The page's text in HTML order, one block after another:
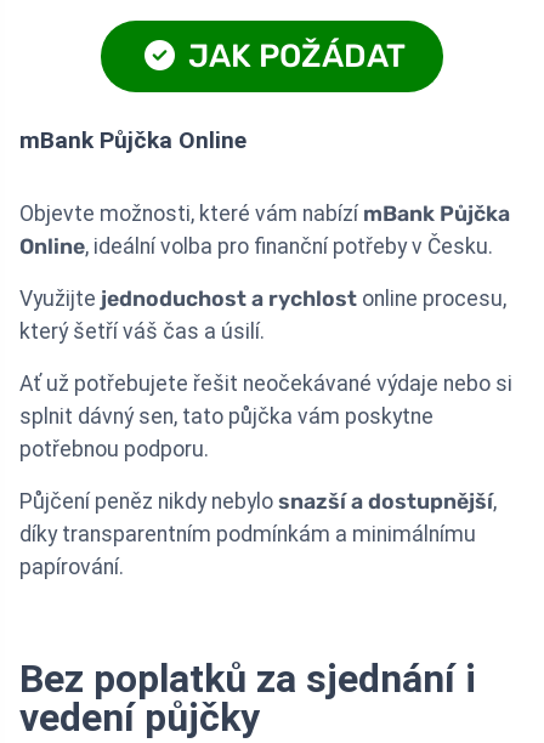
JAK POŽÁDAT
mBank Půjčka Online
Objevte možnosti, které vám nabízí mBank Půjčka
Online, ideální volba pro finanční potřeby v Česku.
Využijte jednoduchost a rychlost online procesu,
který šetří váš čas a úsilí.
Ať už potřebujete řešit neočekávané výdaje nebo si
splnit dávný sen, tato půjčka vám poskytne
potřebnou podporu.
Půjčení peněz nikdy nebylo snazší a dostupnější,
díky transparentním podmínkám a minimálnímu
papírování.
Bez poplatků za sjednání i
vedení půjčky